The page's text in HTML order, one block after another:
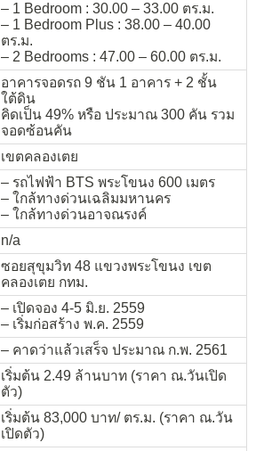
– 1 Bedroom : 30.00 – 33.00 ตร.ม.
– 1 Bedroom Plus : 38.00 – 40.00
ตร.ม.
– 2 Bedrooms : 47.00 – 60.00 ตร.ม.
อาคารจอดรถ 9 ชัน 1 อาคาร + 2 ชั้น
ใต้ดิน
คิดเป็น 49% หรือ ประมาณ 300 คัน รวม
จอดซ้อนคัน
เขตคลองเตย
– รถไฟฟ้า BTS พระโขนง 600 เมตร
– ใกล้ทางด่วนเฉลิมมหานคร
– ใกล้ทางด่วนอาจณรงค์
n/a
ซอยสุขุมวิท 48 แขวงพระโขนง เขต
คลองเตย กทม.
– เปิดจอง 4-5 มิ.ย. 2559
– เริ่มก่อสร้าง พ.ค. 2559
– คาดว่าแล้วเสร็จ ประมาณ ก.พ. 2561
เริ่มต้น 2.49 ล้านบาท (ราคา ณ.วันเปิด
ตัว)
เริ่มต้น 83,000 บาท/ ตร.ม. (ราคา ณ.วัน
เปิดตัว)